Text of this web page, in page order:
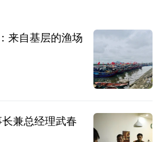
来自基层的渔场
兼总经理武春